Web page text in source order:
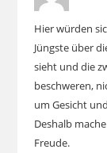
Hier würden
Jüngste über
sieht und die
beschweren,
um Gesicht
Deshalb
Freude.